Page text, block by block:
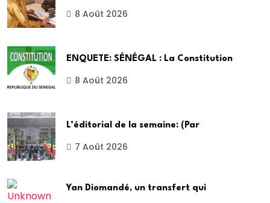
8 Août 2026
ENQUETE: SÉNÉGAL : La Constitution
8 Août 2026
L’éditorial de la semaine: (Par
7 Août 2026
Yan Diomandé, un transfert qui